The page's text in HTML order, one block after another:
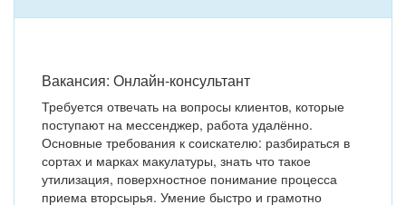
Вакансия: Онлайн-консультант
Требуется отвечать на вопросы клиентов, которые
поступают на мессенджер, работа удалённо.
Основные требования к соискателю: разбираться в
сортах и марках макулатуры, знать что такое
утилизация, поверхностное понимание процесса
приема вторсырья. Умение быстро и грамотно